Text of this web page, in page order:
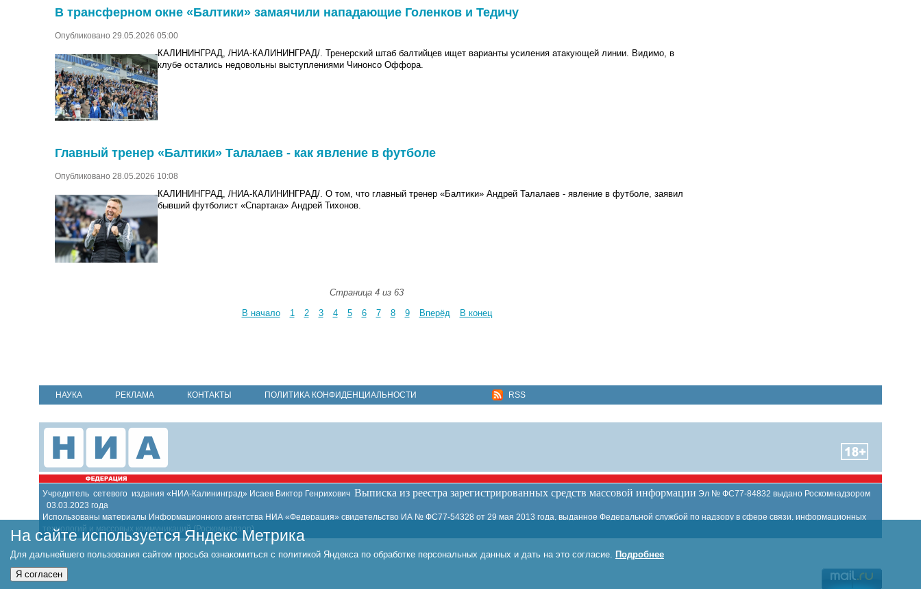
В трансферном окне «Балтики» замаячили нападающие Голенков и Тедичу
Опубликовано 29.05.2026 05:00
КАЛИНИНГРАД, /НИА-КАЛИНИНГРАД/. Тренерский штаб балтийцев ищет варианты усиления атакующей линии. Видимо, в
клубе остались недовольны выступлениями Чинонсо Оффора.
Главный тренер «Балтики» Талалаев - как явление в футболе
Опубликовано 28.05.2026 10:08
КАЛИНИНГРАД, /НИА-КАЛИНИНГРАД/. О том, что главный тренер «Балтики» Андрей Талалаев - явление в футболе, заявил
бывший футболист «Спартака» Андрей Тихонов.
Страница 4 из 63
В начало
1 2 3 4 5 6 7 8 9 Вперёд В конец
НАУКА РЕКЛАМА КОНТАКТЫ ПОЛИТИКА КОНФИДЕНЦИАЛЬНОСТИ RSS
Учредитель сетевого издания «НИА-Калининград» Исаев Виктор Генрихович Выписка из реестра зарегистрированных средств массовой информации Эл № ФС77-84832 выдано Роскомнадзором
03.03.2023 года
Использованы материалы Информационного агентства НИА «Федерация» свидетельство ИА № ФС77-54328 от 29 мая 2013 года, выданное Федеральной службой по надзору в сфере связи, информационных
технологий и массовых коммуникаций (Роскомнадзор)
На сайте используется Яндекс Метрика
Для дальнейшего пользования сайтом просьба ознакомиться с политикой Яндекса по обработке персональных данных и дать на это согласие. Подробнее
Я согласен